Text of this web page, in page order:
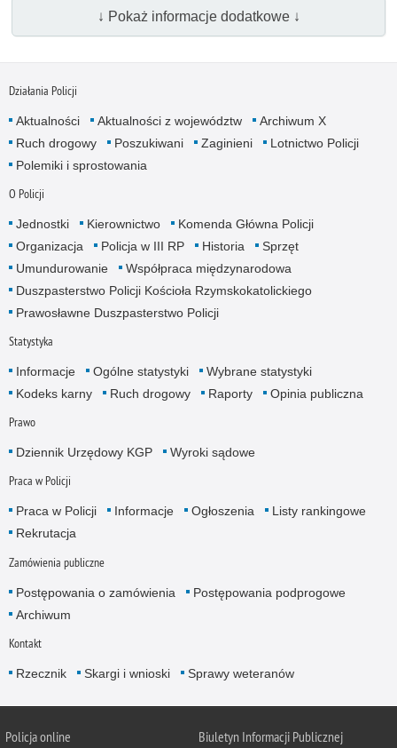
↓ Pokaż informacje dodatkowe ↓
Działania Policji
Aktualności Aktualności z województw
Archiwum X
Ruch drogowy
Poszukiwani Zaginieni
Lotnictwo Policji
Polemiki i sprostowania
O Policji
Jednostki Kierownictwo
Komenda Główna Policji
Organizacja
Policja w III RP Historia
Sprzęt
Umundurowanie
Współpraca międzynarodowa
Duszpasterstwo Policji Kościoła Rzymskokatolickiego
Prawosławne Duszpasterstwo Policji
Statystyka
Informacje Ogólne statystyki
Wybrane statystyki
Kodeks karny
Ruch drogowy Raporty Opinia publiczna
Prawo
Dziennik Urzędowy KGP Wyroki sądowe
Praca w Policji
Praca w Policji Informacje Ogłoszenia
Listy rankingowe
Rekrutacja
Zamówienia publiczne
Postępowania o zamówienia
Postępowania podprogowe
Archiwum
Kontakt
Rzecznik Skargi i wnioski Sprawy weteranów
Policjaonline Biuletyn Informacji Publicznej